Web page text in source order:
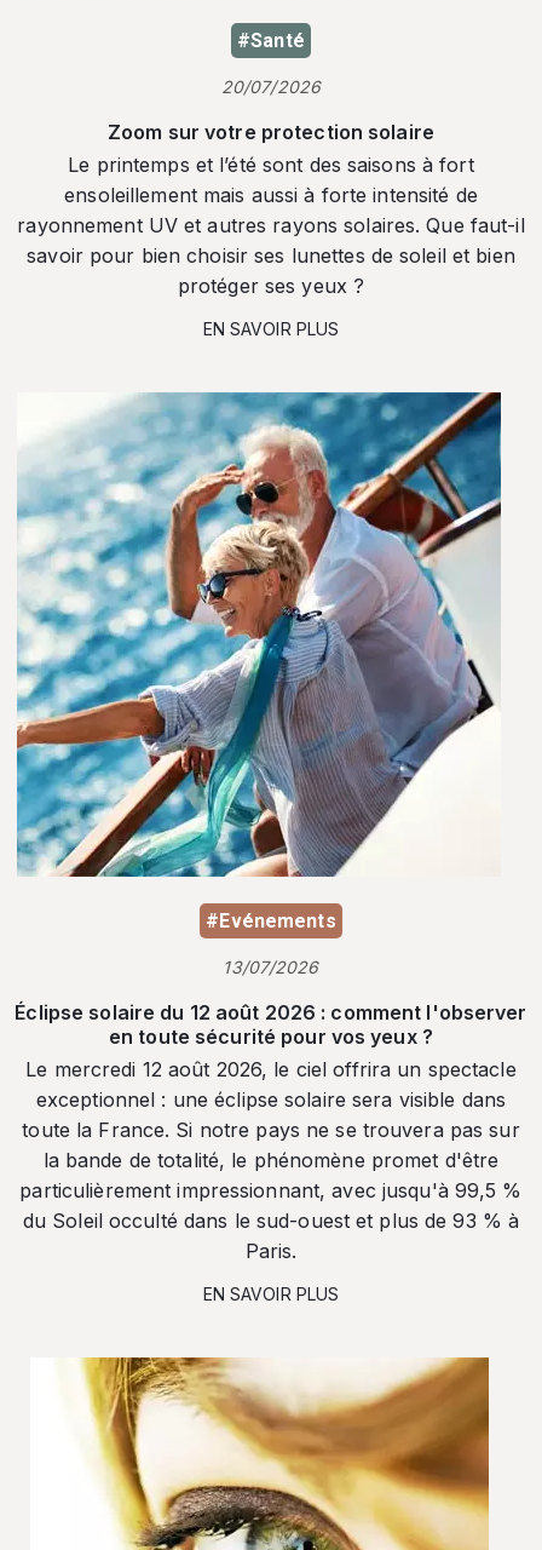
#Santé
20/07/2026
Zoom sur votre protection solaire
Le printemps et l’été sont des saisons à fort
ensoleillement mais aussi à forte intensité de
rayonnement UV et autres rayons solaires. Que faut-il
savoir pour bien choisir ses lunettes de soleil et bien
protéger ses yeux ?
EN SAVOIR PLUS
#Evénements
13/07/2026
Éclipse solaire du 12 août 2026 : comment l'observer
en toute sécurité pour vos yeux ?
Le mercredi 12 août 2026, le ciel offrira un spectacle
exceptionnel : une éclipse solaire sera visible dans
toute la France. Si notre pays ne se trouvera pas sur
la bande de totalité, le phénomène promet d'être
particulièrement impressionnant, avec jusqu'à 99,5 %
du Soleil occulté dans le sud-ouest et plus de 93 % à
Paris.
EN SAVOIR PLUS